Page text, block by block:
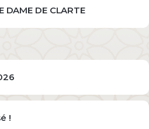
DAME DE CLARTE
!